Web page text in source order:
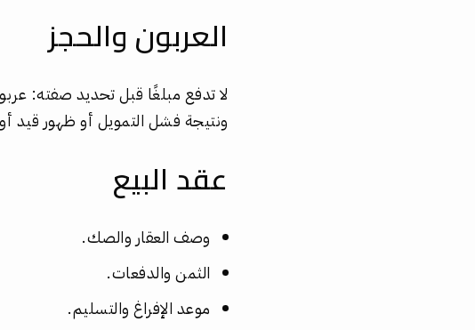
العربون والحجز
لا تدفع مبلغًا قبل تحديد صفته:
ونتيجة فشل التمويل أو ظهور قيد أو
عقد البيع
وصف العقار والصك.
الثمن والدفعات.
موعد الإفراغ والتسليم.